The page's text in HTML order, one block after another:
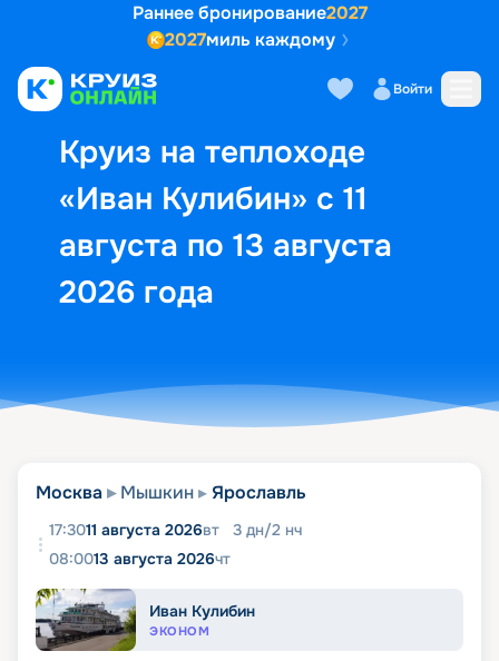
Раннее бронирование2027
2027миль каждому
Войти
Круиз на теплоходе
«Иван Кулибин» с 11
августа по 13 августа
2026 года
Выбор кают Маршрут и
Москва Мышкин Ярославль
17:3011 августа 2026вт 3 дн/2 нч
08:0013 августа 2026чт
Иван Кулибин
ЭКОНОМ